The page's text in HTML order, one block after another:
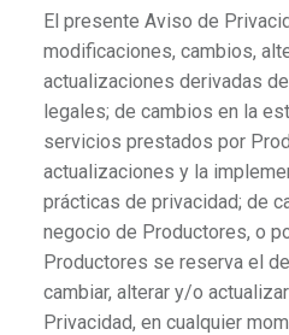
El presente Aviso de
modificaciones, cambios,
actualizaciones derivadas
legales; de cambios en la
servicios prestados por
actualizaciones y la
prácticas de privacidad; de
negocio de Productores, o
Productores se reserva el
cambiar, alterar y/o
Privacidad, en cualquier